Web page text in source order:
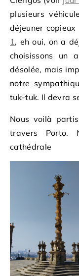
plusieurs
déjeuner
1, eh oui, on a
choisissons un
désolée, mais
notre
tuk-tuk. Il devra
Nous voilà
travers Porto.
cathédrale